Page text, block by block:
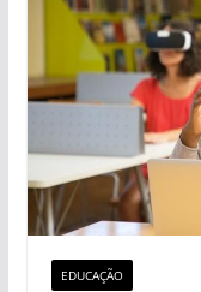
EDUCAÇÃO